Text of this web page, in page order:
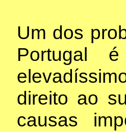
Um dos
Portugal
direito ao
causas